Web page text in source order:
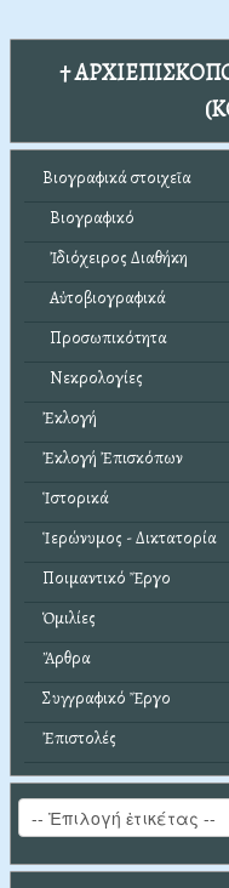
†
Βιογραφικά στοιχεῖα
Βιογραφικό
Ἰδιόχειρος Διαθήκη
Αὐτοβιογραφικά
Προσωπικότητα
Νεκρολογίες
Ἐκλογή
Ἐκλογή Ἐπισκόπων
Ἱστορικά
Ἱερώνυμος - Δικτατορία
Ποιμαντικό Ἔργο
Ὁμιλίες
Ἄρθρα
Συγγραφικό Ἔργο
Ἐπιστολές